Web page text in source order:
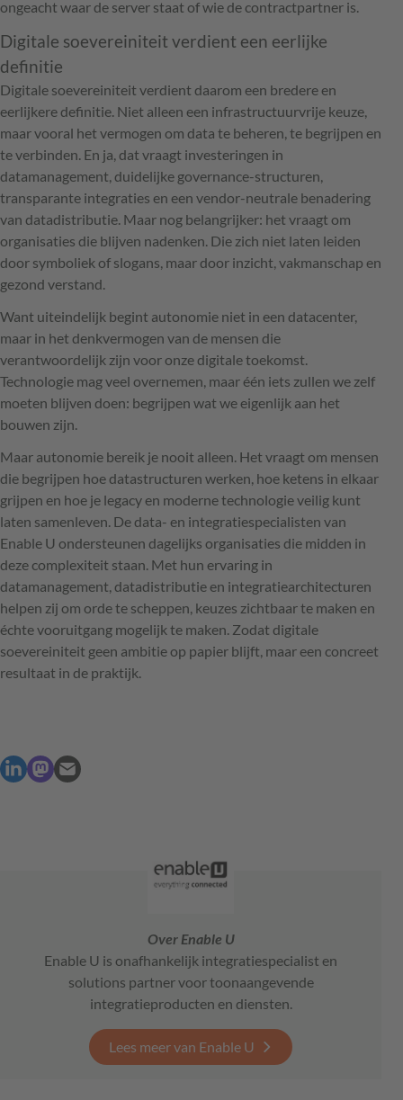
ongeacht waar de server staat of wie de contractpartner is.
Digitale soevereiniteit verdient een eerlijke
definitie
Digitale soevereiniteit verdient daarom een bredere en
eerlijkere definitie. Niet alleen een infrastructuurvrije keuze,
maar vooral het vermogen om data te beheren, te begrijpen en
te verbinden. En ja, dat vraagt investeringen in
datamanagement, duidelijke governance-structuren,
transparante integraties en een vendor-neutrale benadering
van datadistributie. Maar nog belangrijker: het vraagt om
organisaties die blijven nadenken. Die zich niet laten leiden
door symboliek of slogans, maar door inzicht, vakmanschap en
gezond verstand.
Want uiteindelijk begint autonomie niet in een datacenter,
maar in het denkvermogen van de mensen die
verantwoordelijk zijn voor onze digitale toekomst.
Technologie mag veel overnemen, maar één iets zullen we zelf
moeten blijven doen: begrijpen wat we eigenlijk aan het
bouwen zijn.
Maar autonomie bereik je nooit alleen. Het vraagt om mensen
die begrijpen hoe datastructuren werken, hoe ketens in elkaar
grijpen en hoe je legacy en moderne technologie veilig kunt
laten samenleven. De data- en integratiespecialisten van
Enable U ondersteunen dagelijks organisaties die midden in
deze complexiteit staan. Met hun ervaring in
datamanagement, datadistributie en integratie­architecturen
helpen zij om orde te scheppen, keuzes zichtbaar te maken en
échte vooruitgang mogelijk te maken. Zodat digitale
soevereiniteit geen ambitie op papier blijft, maar een concreet
resultaat in de praktijk.
Over Enable U
Enable U is onafhankelijk integratiespecialist en
solutions partner voor toonaangevende
integratieproducten en diensten.
Lees meer van Enable U